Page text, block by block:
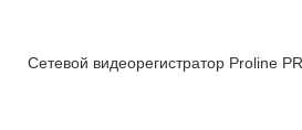
Сетевой видеорегистратор Proline